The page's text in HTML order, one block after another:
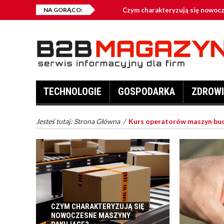
NA GORĄCO: Czym charakteryzują się
Kontenery na złom – kiedy warto
Co zalicza się do odzieży
Fotowoltaika – dlaczego jest
TECHNOLOGIE GOSPODARKA
Jesteś tutaj: Strona Główna / Kurs operatorów maszyn
CZYM CHARAKTERYZUJĄ SIĘ
NOWOCZESNE MASZYNY